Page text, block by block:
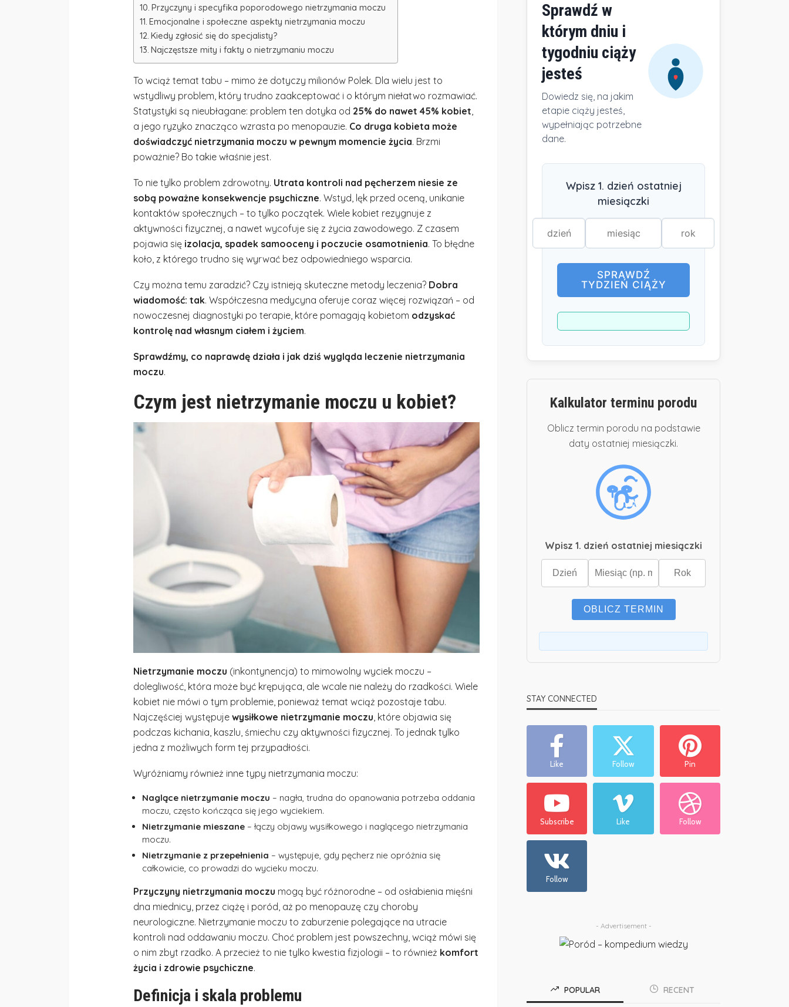
Przyczyny i specyfika poporodowego nietrzymania moczu
Emocjonalne i społeczne aspekty nietrzymania moczu
Kiedy zgłosić się do specjalisty?
Najczęstsze mity i fakty o nietrzymaniu moczu
To wciąż temat tabu – mimo że dotyczy milionów Polek. Dla wielu jest to
wstydliwy problem, który trudno zaakceptować i o którym niełatwo rozmawiać.
Statystyki są nieubłagane: problem ten dotyka od 25% do nawet 45% kobiet
a jego ryzyko znacząco wzrasta po menopauzie. Co druga kobieta może
doświadczyć nietrzymania moczu w pewnym momencie życia. Brzmi
poważnie? Bo takie właśnie jest.
To nie tylko problem zdrowotny. Utrata kontroli nad pęcherzem niesie ze
sobą poważne konsekwencje psychiczne. Wstyd, lęk przed oceną, unikanie
kontaktów społecznych – to tylko początek. Wiele kobiet rezygnuje z
aktywności fizycznej, a nawet wycofuje się z życia zawodowego. Z czasem
pojawia się izolacja, spadek samooceny i poczucie osamotnienia. To błędne
koło, z którego trudno się wyrwać bez odpowiedniego wsparcia.
Czy można temu zaradzić? Czy istnieją skuteczne metody leczenia? Dobra
wiadomość: tak. Współczesna medycyna oferuje coraz więcej rozwiązań – od
nowoczesnej diagnostyki po terapie, które pomagają kobietom odzyskać
kontrolę nad własnym ciałem i życiem.
Sprawdźmy, co naprawdę działa i jak dziś wygląda leczenie nietrzymania
moczu.
Czym jest nietrzymanie moczu u kobiet?
Nietrzymanie moczu (inkontynencja) to mimowolny wyciek moczu –
dolegliwość, która może być krępująca, ale wcale nie należy do rzadkości. Wiele
kobiet nie mówi o tym problemie, ponieważ temat wciąż pozostaje tabu.
Najczęściej występuje wysiłkowe nietrzymanie moczu, które objawia się
podczas kichania, kaszlu, śmiechu czy aktywności fizycznej. To jednak tylko
jedna z możliwych form tej przypadłości.
Wyróżniamy również inne typy nietrzymania moczu:
Naglące nietrzymanie moczu – nagła, trudna do opanowania potrzeba oddania
moczu, często kończąca się jego wyciekiem.
Nietrzymanie mieszane – łączy objawy wysiłkowego i naglącego nietrzymania
moczu.
Nietrzymanie z przepełnienia – występuje, gdy pęcherz nie opróżnia się
całkowicie, co prowadzi do wycieku moczu.
Przyczyny nietrzymania moczu mogą być różnorodne – od osłabienia mięśni
dna miednicy, przez ciążę i poród, aż po menopauzę czy choroby
neurologiczne. Nietrzymanie moczu to zaburzenie polegające na utracie
kontroli nad oddawaniu moczu. Choć problem jest powszechny, wciąż mówi się
o nim zbyt rzadko. A przecież to nie tylko kwestia fizjologii – to również komfort
życia i zdrowie psychiczne.
Definicja i skala problemu
Sprawdź w
którym dniu i
tygodniu ciąży
jesteś
Dowiedz się, na jakim
etapie ciąży jesteś,
wypełniając potrzebne
dane.
Wpisz 1. dzień ostatniej
miesiączki
SPRAWDŹ
TYDZIEŃ CIĄŻY
Kalkulator terminu porodu
Oblicz termin porodu na podstawie
daty ostatniej miesiączki.
Wpisz 1. dzień ostatniej miesiączki
OBLICZ TERMIN
STAY CONNECTED
Like Follow Pin
Subscribe Like Follow
Follow
- Advertisement -
POPULAR RECENT